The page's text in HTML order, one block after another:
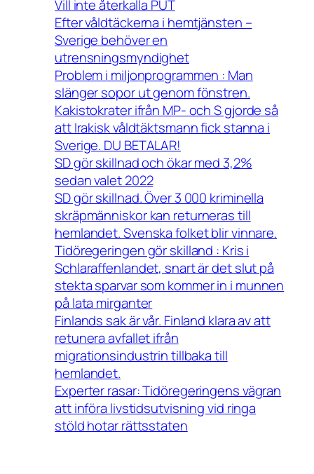
Vill inte återkalla PUT
Efter våldtäckerna i hemtjänsten –
Sverige behöver en
utrensningsmyndighet
Problem i miljonprogrammen : Man
slänger sopor ut genom fönstren.
Kakistokrater ifrån MP- och S gjorde så
att Irakisk våldtäktsmann fick stanna i
Sverige. DU BETALAR!
SD gör skillnad och ökar med 3,2%
sedan valet 2022
SD gör skillnad. Över 3 000 kriminella
skräpmänniskor kan returneras till
hemlandet. Svenska folket blir vinnare.
Tidöregeringen gör skilland : Kris i
Schlaraffenlandet, snart är det slut på
stekta sparvar som kommer in i munnen
på lata mirganter
Finlands sak är vår. Finland klara av att
retunera avfallet ifrån
migrationsindustrin tillbaka till
hemlandet.
Experter rasar: Tidöregeringens vägran
att införa livstidsutvisning vid ringa
stöld hotar rättsstaten